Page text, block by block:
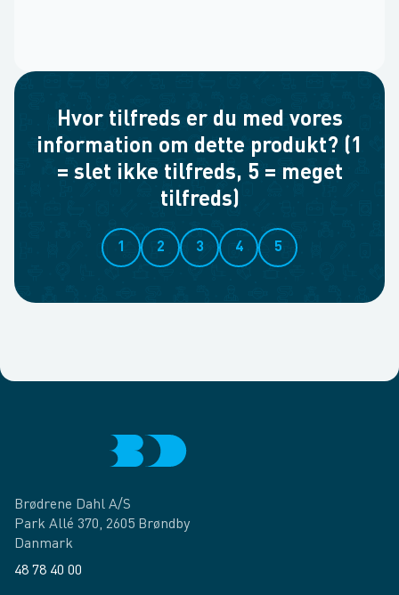
Hvor tilfreds er du med vores
information om dette produkt? (1
= slet ikke tilfreds, 5 = meget
tilfreds)
1 2 3 4 5
Brødrene Dahl A/S
Park Allé 370, 2605 Brøndby
Danmark
48 78 40 00